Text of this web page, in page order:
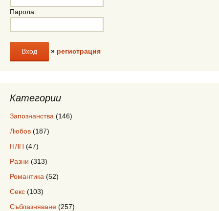
Парола:
» регистрация
Категории
Запознанства (146)
Любов (187)
НЛП (47)
Разни (313)
Романтика (52)
Секс (103)
Съблазняване (257)